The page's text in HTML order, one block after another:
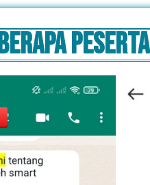
peserta